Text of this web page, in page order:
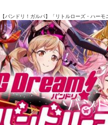
【バンドリ！ガルパ】「リトルローズ・ハー